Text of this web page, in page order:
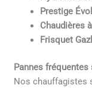
Prestige
Chaudières
Frisquet
Pannes
Nos chauffagistes